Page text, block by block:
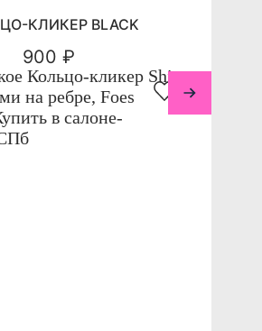
КЛИКЕР BLACK
900 ₽